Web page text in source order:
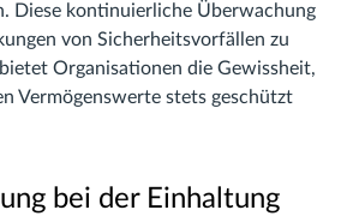
Diese kontinuierliche Überwachung
von Sicherheitsvorfällen zu
Organisationen die Gewissheit,
Vermögenswerte stets geschützt
bei der Einhaltung